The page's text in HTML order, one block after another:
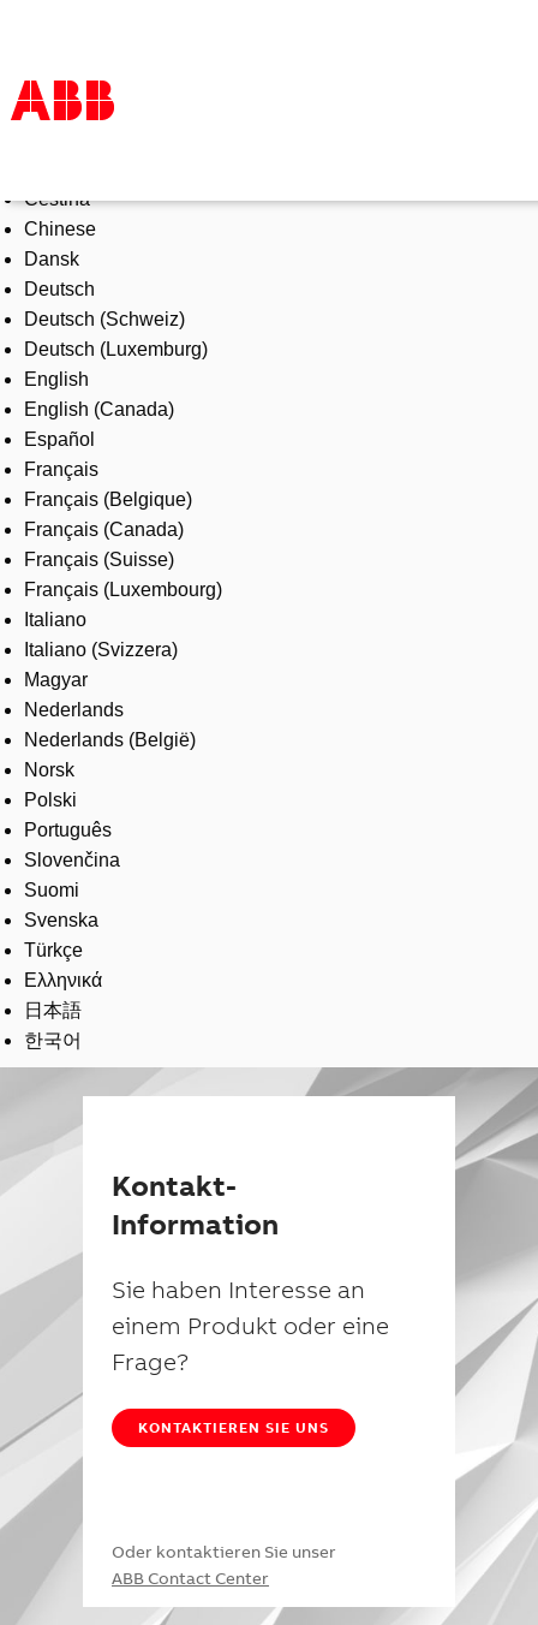
Produkte und Leistungen
Branchenlösungen
Service
Über uns
Vertriebspartner finden
Kontakt
Karriere
Čeština
Chinese
Dansk
Deutsch
Deutsch (Schweiz)
Deutsch (Luxemburg)
English
English (Canada)
Español
Français
Français (Belgique)
Français (Canada)
Français (Suisse)
Français (Luxembourg)
Italiano
Italiano (Svizzera)
Magyar
Nederlands
Nederlands (België)
Norsk
Polski
Português
Slovenčina
Suomi
Svenska
Türkçe
Ελληνικά
日本語
한국어
Kontakt-
Information
Sie haben Interesse an
einem Produkt oder eine
Frage?
KONTAKTIEREN SIE UNS
Oder kontaktieren Sie unser
ABB Contact Center